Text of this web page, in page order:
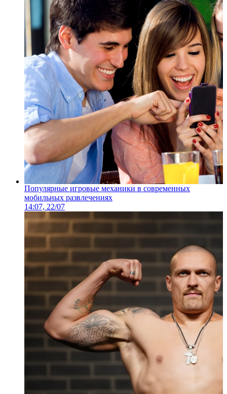
Популярные игровые механики в современных
мобильных развлечениях
14:07, 22/07